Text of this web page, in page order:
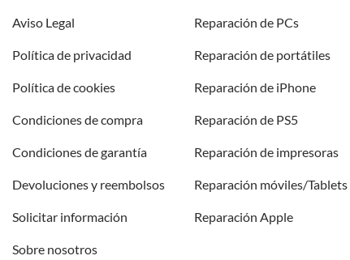
Aviso Legal
Política de privacidad
Política de cookies
Condiciones de compra
Condiciones de garantía
Devoluciones y reembolsos
Solicitar información
Sobre nosotros
Reparación de PCs
Reparación de portátiles
Reparación de iPhone
Reparación de PS5
Reparación de impresoras
Reparación móviles/Tablets
Reparación Apple